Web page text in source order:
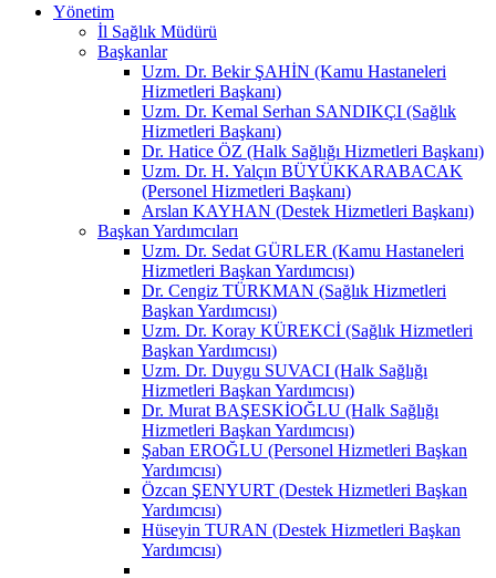
Yönetim
İl Sağlık Müdürü
Başkanlar
Uzm. Dr. Bekir ŞAHİN (Kamu Hastaneleri
Hizmetleri Başkanı)
Uzm. Dr. Kemal Serhan SANDIKÇI (Sağlık
Hizmetleri Başkanı)
Dr. Hatice ÖZ (Halk Sağlığı Hizmetleri Başkanı)
Uzm. Dr. H. Yalçın BÜYÜKKARABACAK
(Personel Hizmetleri Başkanı)
Arslan KAYHAN (Destek Hizmetleri Başkanı)
Başkan Yardımcıları
Uzm. Dr. Sedat GÜRLER (Kamu Hastaneleri
Hizmetleri Başkan Yardımcısı)
Dr. Cengiz TÜRKMAN (Sağlık Hizmetleri
Başkan Yardımcısı)
Uzm. Dr. Koray KÜREKCİ (Sağlık Hizmetleri
Başkan Yardımcısı)
Uzm. Dr. Duygu SUVACI (Halk Sağlığı
Hizmetleri Başkan Yardımcısı)
Dr. Murat BAŞESKİOĞLU (Halk Sağlığı
Hizmetleri Başkan Yardımcısı)
Şaban EROĞLU (Personel Hizmetleri Başkan
Yardımcısı)
Özcan ŞENYURT (Destek Hizmetleri Başkan
Yardımcısı)
Hüseyin TURAN (Destek Hizmetleri Başkan
Yardımcısı)